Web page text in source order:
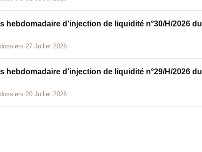
hebdomadaire d'injection de liquidité n°30/H/2026 du
27 Juillet 2026
hebdomadaire d'injection de liquidité n°29/H/2026 du
20 Juillet 2026